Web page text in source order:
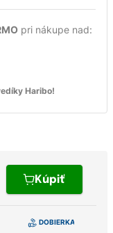
pri nákupe nad:
Haribo!
Kúpiť